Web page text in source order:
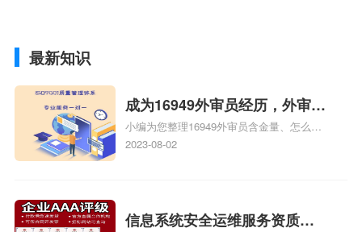
最新知识
成为16949外审员经历，外审员
16949
小编为您整理16949外审员含金量、怎么才
能成为注册的TS16949:2009的外审员、我
2023-08-02
信息系统安全运维服务资质二